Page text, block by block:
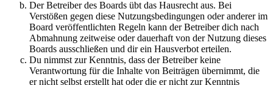
Der Betreiber des Boards übt das Hausrecht aus. Bei
Verstößen gegen diese Nutzungsbedingungen oder anderer im
Board veröffentlichten Regeln kann der Betreiber dich nach
Abmahnung zeitweise oder dauerhaft von der Nutzung dieses
Boards ausschließen und dir ein Hausverbot erteilen.
Du nimmst zur Kenntnis, dass der Betreiber keine
Verantwortung für die Inhalte von Beiträgen übernimmt, die
er nicht selbst erstellt hat oder die er nicht zur Kenntnis